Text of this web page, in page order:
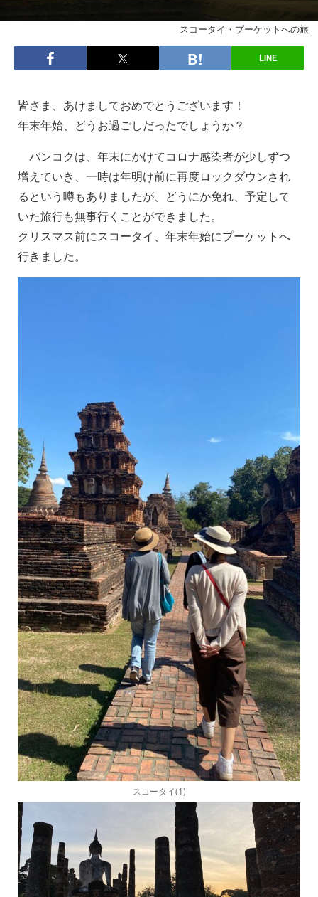
スコータイ・プーケットへの旅
LINE
皆さま、あけましておめでとうございます！
年末年始、どうお過ごしだったでしょうか？
バンコクは、年末にかけてコロナ感染者が少しずつ
増えていき、一時は年明け前に再度ロックダウンされ
るという噂もありましたが、どうにか免れ、予定して
いた旅行も無事行くことができました。
クリスマス前にスコータイ、年末年始にプーケットへ
行きました。
スコータイ(1)